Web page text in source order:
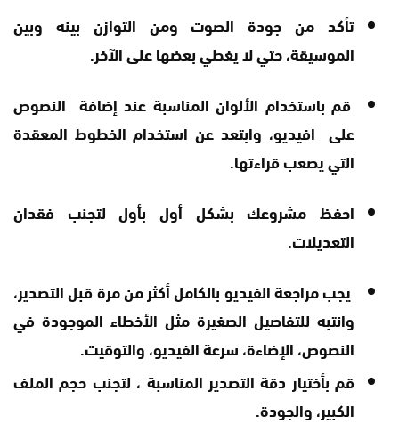
تأكد من جودة الصوت ومن التوازن بينه وبين
الموسيقة، حتي لا يغطي بعضها على الآخر.
قم باستخدام الألوان المناسبة عند إضافة النصوص
على افيديو، وابتعد عن استخدام الخطوط المعقدة
التي يصعب قراءتها.
احفظ مشروعك بشكل أول بأول لتجنب فقدان
التعديلات.
يجب مراجعة الفيديو بالكامل أكثر من مرة قبل التصدير،
وانتبه للتفاصيل الصغيرة مثل الأخطاء الموجودة في
النصوص، الإضاءة، سرعة الفيديو، والتوقيت.
قم بأختيار دقة التصدير المناسبة ، لتجنب حجم الملف
الكبير، والجودة.